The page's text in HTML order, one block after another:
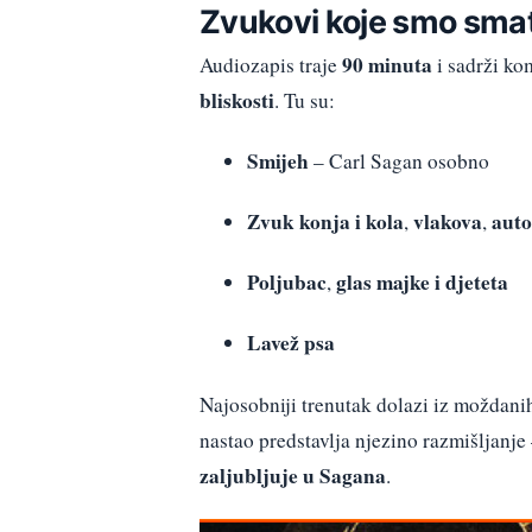
Zvukovi koje smo
Audiozapis traje90 minuta i sadrži
bliskosti. Tu su:
Smijeh – Carl Sagan osobno
Zvuk konja i kola,vlakova,
Poljubac,glas majke i djeteta
Lavež psa
Najosobniji trenutak dolazi iz
nastao predstavlja njezino
zaljubljuje u Sagana.